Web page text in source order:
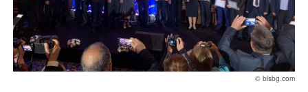
© blsbg.com